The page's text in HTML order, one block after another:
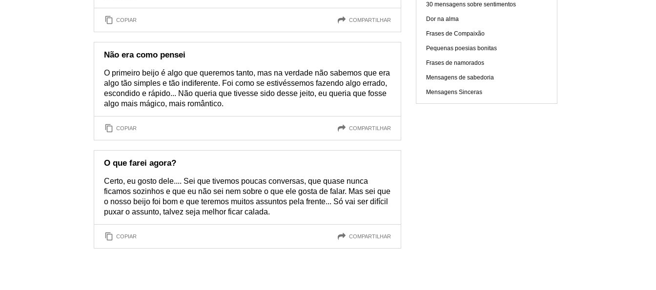
COPIAR COMPARTILHAR
Não era como pensei
O primeiro beijo é algo que queremos tanto, mas na verdade não sabemos que era
algo tão simples e tão indiferente. Foi como se estivéssemos fazendo algo errado,
escondido e rápido... Não queria que tivesse sido desse jeito, eu queria que fosse
algo mais mágico, mais romântico.
COPIAR COMPARTILHAR
O que farei agora?
Certo, eu gosto dele.... Sei que tivemos poucas conversas, que quase nunca
ficamos sozinhos e que eu não sei nem sobre o que ele gosta de falar. Mas sei que
o nosso beijo foi bom e que teremos muitos assuntos pela frente... Só vai ser difícil
puxar o assunto, talvez seja melhor ficar calada.
COPIAR COMPARTILHAR
30 mensagens sobre sentimentos
Dor na alma
Frases de Compaixão
Pequenas poesias bonitas
Frases de namorados
Mensagens de sabedoria
Mensagens Sinceras